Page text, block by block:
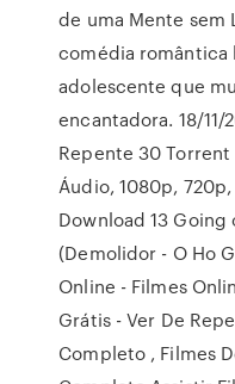
de uma Mente sem
comédia romântica
adolescente que
encantadora. 18/11/
Repente 30
Áudio, 1080p,
Download 13
(Demolidor - O Ho
Online - Filmes
Grátis - Ver De
Completo , Filmes